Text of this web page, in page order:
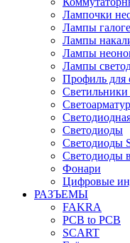
Лампочки
Лампы
Лампы
Лампы
Лампы
Профиль для
Светильники
Светодиоды
Светодиоды
Светодиоды
Фонари
Цифровые
РАЗЪЕМЫ
FAKRA
PCB to PCB
SCART